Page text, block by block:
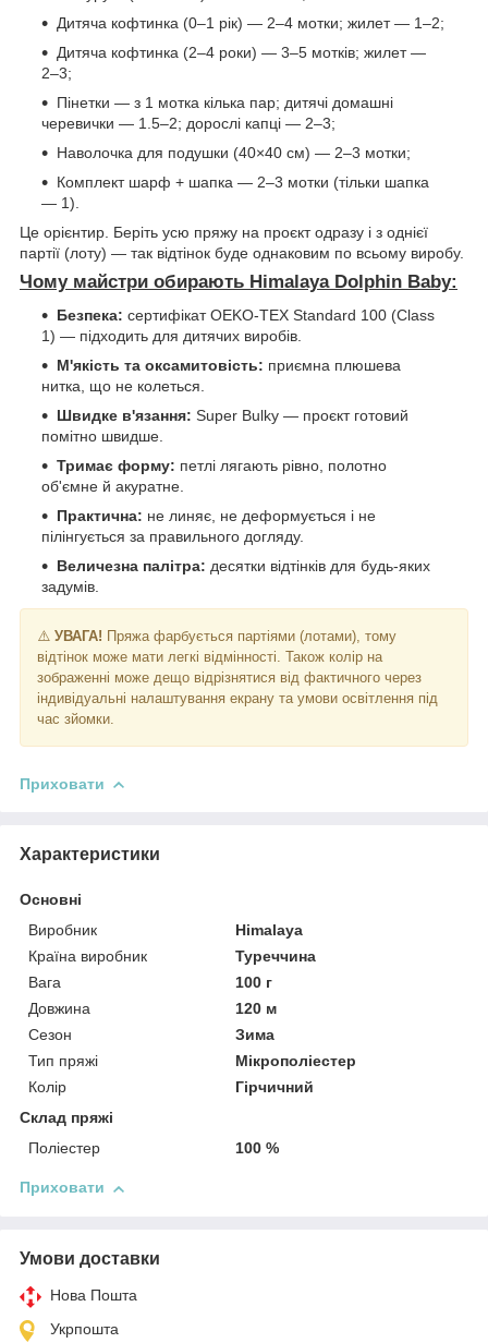
Дитяча кофтинка (0–1 рік) — 2–4 мотки; жилет — 1–2;
Дитяча кофтинка (2–4 роки) — 3–5 мотків; жилет —
2–3;
Пінетки — з 1 мотка кілька пар; дитячі домашні
черевички — 1.5–2; дорослі капці — 2–3;
Наволочка для подушки (40×40 см) — 2–3 мотки;
Комплект шарф + шапка — 2–3 мотки (тільки шапка
— 1).
Це орієнтир. Беріть усю пряжу на проєкт одразу і з однієї
партії (лоту) — так відтінок буде однаковим по всьому виробу.
Чому майстри обирають Himalaya Dolphin Baby:
Безпека: сертифікат OEKO-TEX Standard 100 (Class
1) — підходить для дитячих виробів.
М'якість та оксамитовість: приємна плюшева
нитка, що не колеться.
Швидке в'язання: Super Bulky — проєкт готовий
помітно швидше.
Тримає форму: петлі лягають рівно, полотно
об'ємне й акуратне.
Практична: не линяє, не деформується і не
пілінгується за правильного догляду.
Величезна палітра: десятки відтінків для будь-яких
задумів.
⚠️ УВАГА! Пряжа фарбується партіями (лотами), тому
відтінок може мати легкі відмінності. Також колір на
зображенні може дещо відрізнятися від фактичного через
індивідуальні налаштування екрану та умови освітлення під
час зйомки.
Приховати
Характеристики
Основні
Виробник
Himalaya
Країна виробник
Туреччина
Вага
100 г
Довжина
120 м
Сезон
Зима
Тип пряжі
Мікрополіестер
Колір
Гірчичний
Склад пряжі
Поліестер
100 %
Приховати
Умови доставки
Нова Пошта
Укрпошта